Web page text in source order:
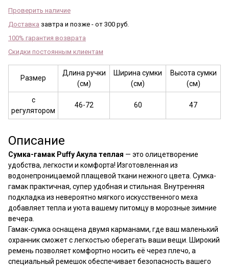
Проверить наличие
Доставка завтра и позже - от 300 руб.
100% гарантия возврата
Скидки постоянным клиентам
Размер
Длина ручки
(см)
Ширина сумки
(см)
Высота сумки
(см)
с
регулятором
46-72 60 47
Описание
Сумка-гамак Puffy Акула теплая — это олицетворение
удобства, легкости и комфорта! Изготовленная из
водонепроницаемой плащевой ткани нежного цвета. Сумка-
гамак практичная, супер удобная и стильная. Внутренняя
подкладка из невероятно мягкого искусственного меха
добавляет тепла и уюта вашему питомцу в морозные зимние
вечера.
Гамак-сумка оснащена двумя карманами, где ваш маленький
охранник сможет с легкостью оберегать ваши вещи. Широкий
ремень позволяет комфортно носить её через плечо, а
специальный ремешок обеспечивает безопасность вашего